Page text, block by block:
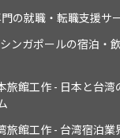
門の就職・転職支援サ
ンガポールの宿泊・
旅館工作 - 日本と台
旅館工作 - 台湾宿泊業